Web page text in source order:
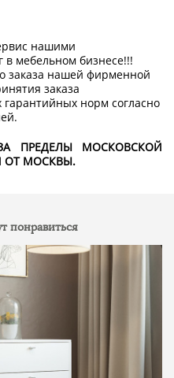
нашими
в мебельном бизнесе!!!
заказа нашей фирменной
заказа
норм согласно
ПРЕДЕЛЫ МОСКОВСКОЙ
ОТ МОСКВЫ.
понравиться